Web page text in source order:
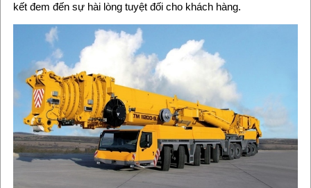
kết đem đến sự hài lòng tuyệt đối cho khách hàng.